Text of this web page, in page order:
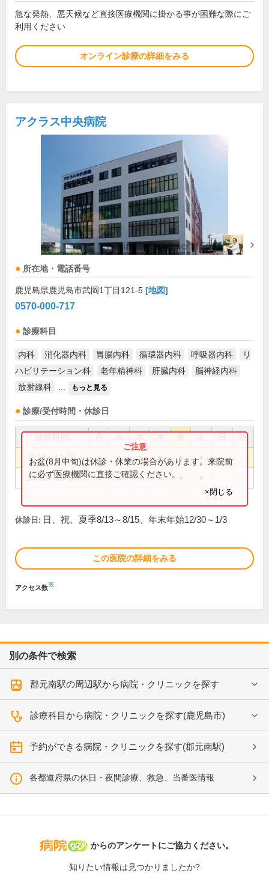
急な発熱、悪天候など直接医療機関に掛かる事が困難な際にご
利用ください
オンライン診療の詳細をみる
アクラス中央病院
所在地・電話番号
鹿児島県鹿児島市武岡1丁目121-5 [地図]
0570-000-717
診療科目
内科 消化器内科 胃腸内科 循環器内科 呼吸器内科
リ
ハビリテーション科
老年精神科 肝臓内科
脳神経内科
放射線科
もっと見る
診療/受付時間・休診日
祝
8:30～12:30 ● ● ● ● ●
14:30～17:30 ● ● ● ●
お盆(8月中旬)は休診・休業の場合があります。来院前
に必ず医療機関に直接ご確認ください。
×閉じる
休診日: 日、祝、夏季8/13～8/15、年末年始12/30～1/3
この医院の詳細をみる
アクセス数※
別の条件で検索
郡元南駅の周辺駅から病院・クリニックを探す
診療科目から病院・クリニックを探す(鹿児島市)
予約ができる病院・クリニックを探す(郡元南駅)
各都道府県の休日・夜間診療、救急、当番医情報
病院なび
からのアンケートにご協力ください。
知りたい情報は見つかりましたか?